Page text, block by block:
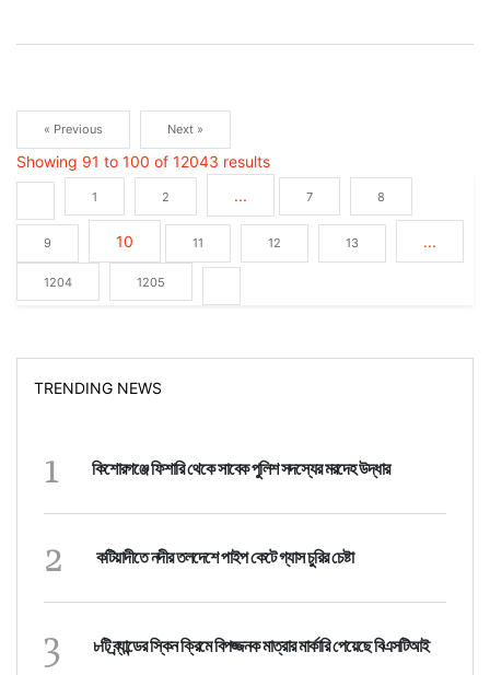
« Previous Next »
Showing 91 to 100 of 12043 results
1 2 ... 7 8
9 10 11 12 13 ...
1204 1205
TRENDING NEWS
1 কিশোরগঞ্জে ফিশারি থেকে সাবেক পুলিশ সদস্যের মরদেহ উদ্ধার
2 কটিয়াদীতে নদীর তলদেশে পাইপ কেটে গ্যাস চুরির চেষ্টা
3 ৮টি ব্র্যান্ডের স্কিন ক্রিমে বিপজ্জনক মাত্রার মার্কারি পেয়েছে বিএসটিআই